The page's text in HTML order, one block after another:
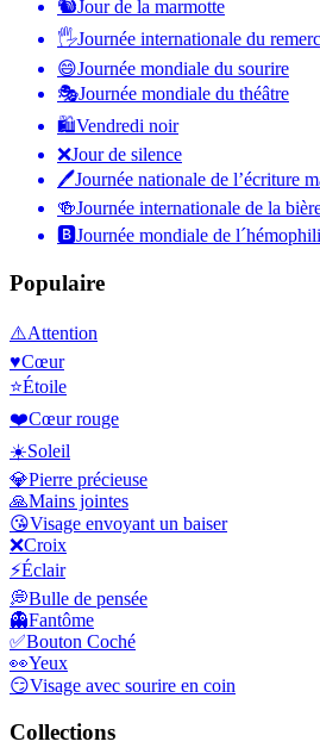
🐿Jour de la marmotte
🖐Journée internationale du
😄Journée mondiale du sourire
🎭Journée mondiale du théâtre
🛍Vendredi noir
❌Jour de silence
🖊Journée nationale de l’écriture
🍻Journée internationale de la
🅱️Journée mondiale de
Populaire
⚠️Attention
♥️Cœur
⭐Étoile
❤️Cœur rouge
☀️Soleil
💎Pierre précieuse
🙏Mains jointes
😘Visage envoyant un baiser
❌Croix
⚡Éclair
💭Bulle de pensée
👻Fantôme
✅Bouton Coché
👀Yeux
😏Visage avec sourire en coin
Collections